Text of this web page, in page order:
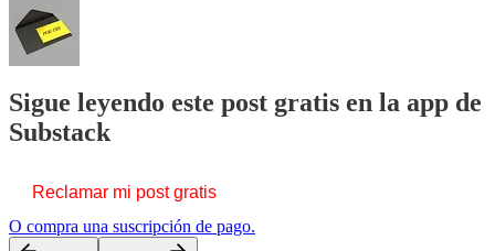
Sigue leyendo este post gratis en la app de
Substack
Reclamar mi post gratis
O compra una suscripción de pago.